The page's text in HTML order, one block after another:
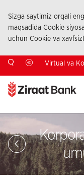
Sizga saytimiz orqali
maqsadida Cookie
uchun Cookie va
Virtual va